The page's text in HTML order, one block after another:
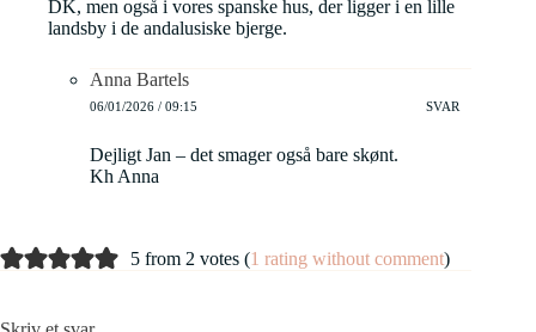
DK, men også i vores spanske hus, der ligger i en lille
landsby i de andalusiske bjerge.
Anna Bartels
06/01/2026 / 09:15 SVAR
Dejligt Jan – det smager også bare skønt.
Kh Anna
5 from 2 votes (1 rating without comment)